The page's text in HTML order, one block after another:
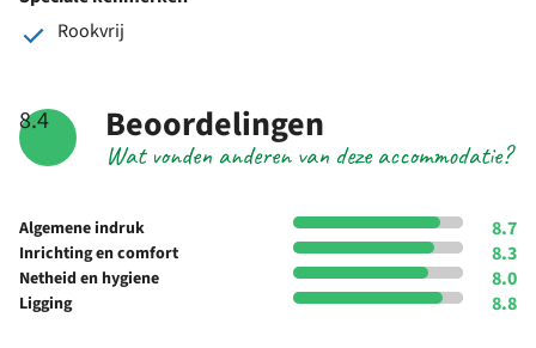
Rookvrij
8.4
Wat vonden anderen van deze accommodatie?
Beoordelingen
Algemene indruk 8.7
Inrichting en comfort 8.3
Netheid en hygiene 8.0
Ligging 8.8